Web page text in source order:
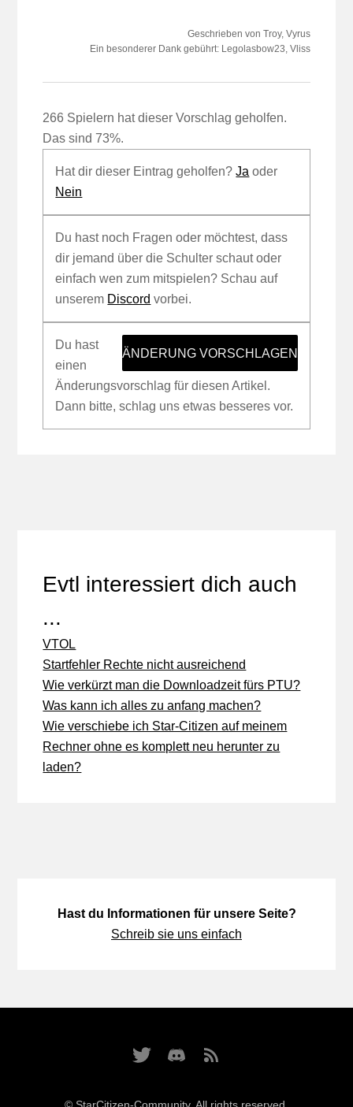
Geschrieben von Troy, Vyrus
Ein besonderer Dank gebührt: Legolasbow23, Vliss
266 Spielern hat dieser Vorschlag geholfen.
Das sind 73%.
Hat dir dieser Eintrag geholfen?Ja oder
Nein
Du hast noch Fragen oder möchtest, dass
dir jemand über die Schulter schaut oder
einfach wen zum mitspielen? Schau auf
unserem Discord vorbei.
ÄNDERUNG VORSCHLAGEN
Du hast
einen
Änderungsvorschlag für diesen Artikel.
Dann bitte, schlag uns etwas besseres vor.
Evtl interessiert dich auch
...
VTOL
Startfehler Rechte nicht ausreichend
Wie verkürzt man die Downloadzeit fürs PTU?
Was kann ich alles zu anfang machen?
Wie verschiebe ich Star-Citizen auf meinem
Rechner ohne es komplett neu herunter zu
laden?
Hast du Informationen für unsere Seite?
Schreib sie uns einfach